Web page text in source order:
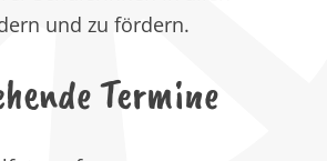
und zu fördern.
Termine